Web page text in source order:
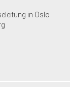
in Oslo